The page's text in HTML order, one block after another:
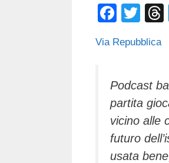
F
c
b
o
o
k
T
tt
Via Repubblica
Podcast
partita
vicino alle
futuro
usata